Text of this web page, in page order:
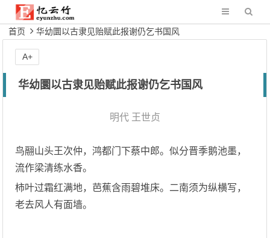
首页 华幼圜以古隶见贻赋此报谢仍乞书国风
华幼圜以古隶见贻赋此报谢仍乞书国风
明代 王世贞
鸟翮山头王次仲，鸿都门下蔡中郎。似分晋季鹅池墨，
流作梁清练水香。
柿叶过霜红满地，芭蕉含雨碧堆床。二南须为纵横写，
老去风人有面墙。
A+